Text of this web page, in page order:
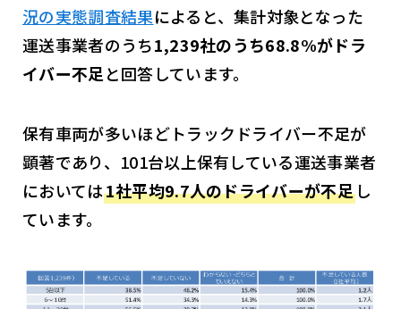
況の実態調査結果によると、集計対象となった
運送事業者のうち1,239社のうち68.8%がドラ
イバー不足 と回答しています。
保有車両が多いほどトラックドライバー不足が
顕著であり、101台以上保有している運送事業者
においては1社平均9.7人のドライバーが不足 し
ています。